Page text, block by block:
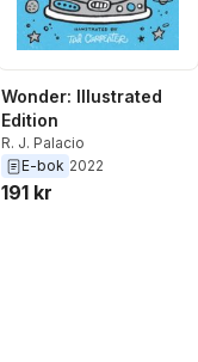
Wonder: Illustrated
Edition
R. J. Palacio
E-bok 2022
191 kr